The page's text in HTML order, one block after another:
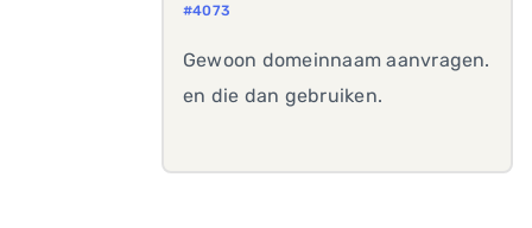
#4073
Gewoon domeinnaam aanvragen.
en die dan gebruiken.